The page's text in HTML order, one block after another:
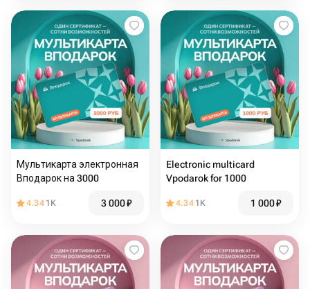
Мультикарта электронная
Вподарок на 3000
4.34 1K 3 000₽
Electronic multicard
Vpodarok for 1000
4.34 1K 1 000₽